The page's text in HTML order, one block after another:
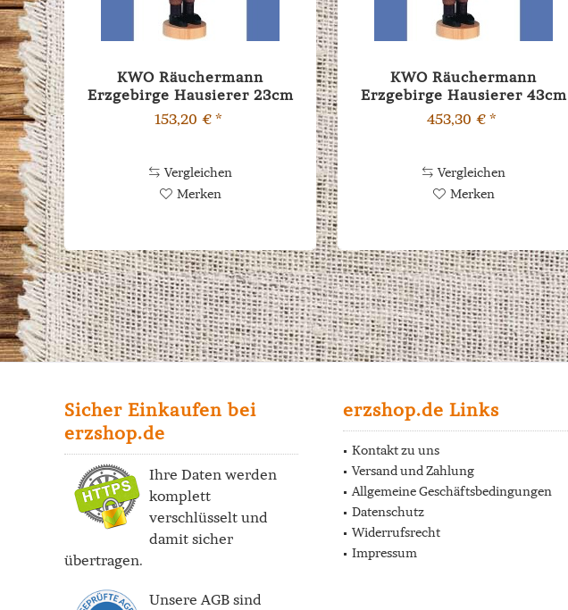
KWO Räuchermann
Erzgebirge Hausierer 23cm
153,20 € *
Vergleichen
Merken
KWO Räuchermann
Erzgebirge Hausierer 43cm
453,30 € *
Vergleichen
Merken
Sicher Einkaufen bei
erzshop.de
Ihre Daten werden
komplett
verschlüsselt und
damit sicher
übertragen.
Unsere AGB sind
erzshop.de Links
Kontakt zu uns
Versand und Zahlung
Allgemeine Geschäftsbedingungen
Datenschutz
Widerrufsrecht
Impressum